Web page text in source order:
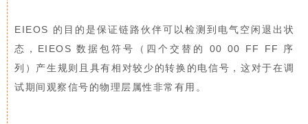
EIEOS 的目的是保证链路伙伴可以检测到电气空闲退出状
态，EIEOS 数据包符号（四个交替的 00 00 FF FF 序
列）产生规则且具有相对较少的转换的电信号，这对于在调
试期间观察信号的物理层属性非常有用。